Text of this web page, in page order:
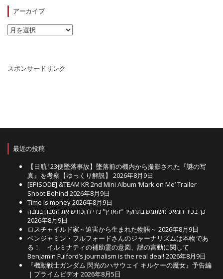
ー
アーカイブ
ア
ー
スポンサードリンク
最近の投稿
【日航123便墜落事故】墜落前の機内から撮影された『謎の写
真』を考察【ゆっくり解説】
2026年8月9日
[EPISODE] &TEAM KR 2nd Mini Album ‘Mark on Me’ Trailer
Shoot Behind 2026年8月9日
Time is money2026年8月9日
כך בכיר חמאס משתמש בתחקיר “הארץ” כדי להכחיש את הטבח בנובה
2026年8月9日
ロスチャイルド家～迫害から生まれた物語～ 2026年8月9日
ベンジャミン・フルフォードさんのジャーナリズムは本物であ
る！ イルミナティの補助霊の意図、謎の言動に関して
Benjamin Fulford’s journalism is the real deal! 2026年8月9日
『機動戦士ガンダム 閃光のハサウェイ キルケーの魔女』予告編
｜プライムビデオ 2026年8月5日